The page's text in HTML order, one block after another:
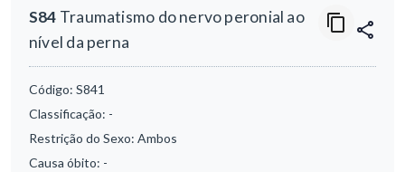
S84 Traumatismo do nervo peronial ao
nível da perna
Código: S841
Classificação: -
Restrição do Sexo: Ambos
Causa óbito: -